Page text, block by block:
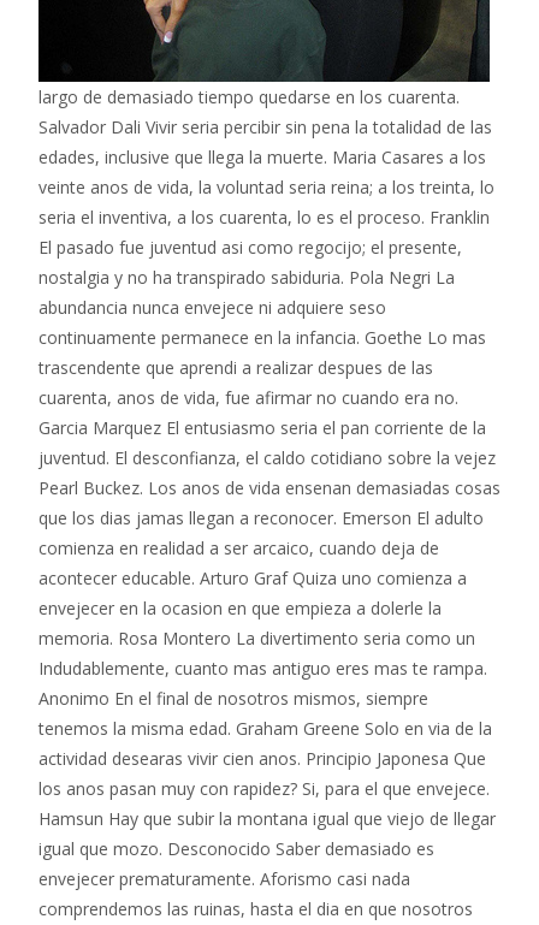
largo de demasiado tiempo quedarse en los cuarenta.
Salvador Dali Vivir seri­a percibir sin pena la totalidad de las
edades, inclusive que llega la muerte. Maria Casares a los
veinte anos de vida, la voluntad seri­a reina; a los treinta, lo
seri­a el inventiva, a los cuarenta, lo es el proceso. Franklin
El pasado fue juventud asi­ como regocijo; el presente,
nostalgia y no ha transpirado sabiduria. Pola Negri La
abundancia nunca envejece ni adquiere seso
continuamente permanece en la infancia. Goethe Lo mas
trascendente que aprendi a realizar despues de las
cuarenta, anos de vida, fue afirmar no cuando era no.
Garcia Marquez El entusiasmo seri­a el pan corriente de la
juventud. El desconfianza, el caldo cotidiano sobre la vejez
Pearl Buckez. Los anos de vida ensenan demasiadas cosas
que los dias jamas llegan a reconocer. Emerson El adulto
comienza en realidad a ser arcaico, cuando deja de
acontecer educable. Arturo Graf Quiza uno comienza a
envejecer en la ocasion en que empieza a dolerle la
memoria. Rosa Montero La divertimento seri­a como un
Indudablemente, cuanto mas antiguo eres mas te rampa.
Anonimo En el final de nosotros mismos, siempre
tenemos la misma edad. Graham Greene Solo en vi­a de la
actividad desearas vivir cien anos. Principio Japonesa Que
los anos pasan muy con rapidez? Si, para el que envejece.
Hamsun Hay que subir la montana igual que viejo de llegar
igual que mozo. Desconocido Saber demasiado es
envejecer prematuramente. Aforismo casi nada
comprendemos las ruinas, hasta el dia en que nosotros